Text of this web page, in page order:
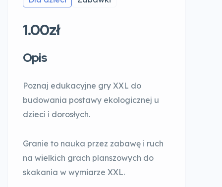
1.00zł
Opis
Poznaj edukacyjne gry XXL do
budowania postawy ekologicznej u
dzieci i dorosłych.
Granie to nauka przez zabawę i ruch
na wielkich grach planszowych do
skakania w wymiarze XXL.